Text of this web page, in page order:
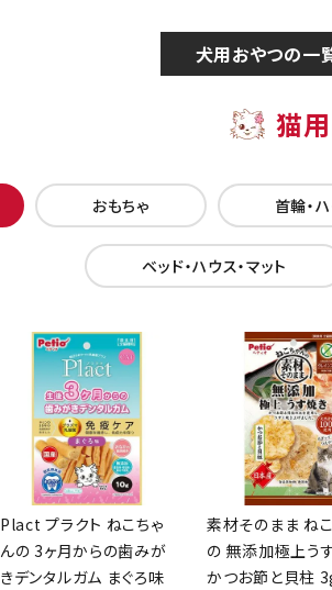
犬用おやつの一
猫
おもちゃ 首輪・
ベッド・ハウス・マット
Plact プラクト ねこちゃ
んの 3ヶ月からの歯みが
きデンタルガム まぐろ味
素材そのまま ね
の 無添加極上う
かつお節と貝柱